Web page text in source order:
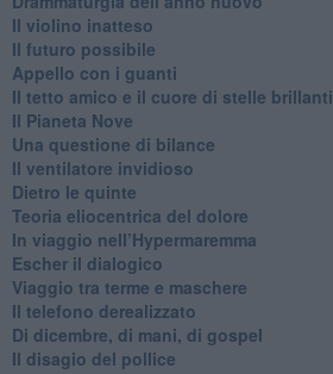
​Il violino inatteso
​Il futuro possibile
​Appello con i guanti
​Il tetto amico e il cuore di stelle brillanti
​Il Pianeta Nove
​Una questione di bilance
​Il ventilatore invidioso
​Dietro le quinte
​Teoria eliocentrica del dolore
In viaggio nell’Hypermaremma
​Escher il dialogico
​Viaggio tra terme e maschere
Il telefono derealizzato
​Di dicembre, di mani, di gospel
​Il disagio del pollice